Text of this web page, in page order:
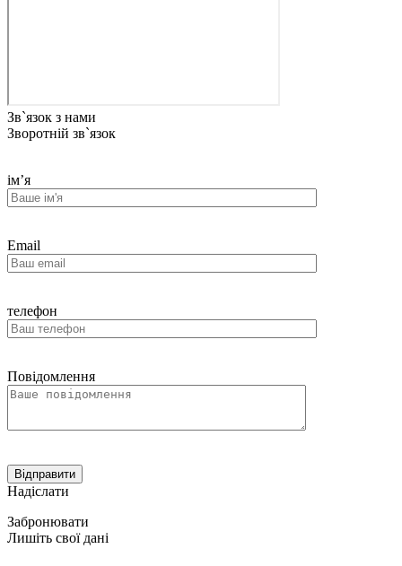
Зв`язок з нами
Зворотній зв`язок
ім’я
Email
телефон
Повідомлення
Надіслати
Забронювати
Лишіть свої дані